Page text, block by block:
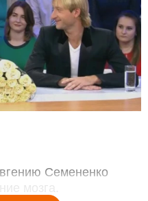
Семененко
мозга.